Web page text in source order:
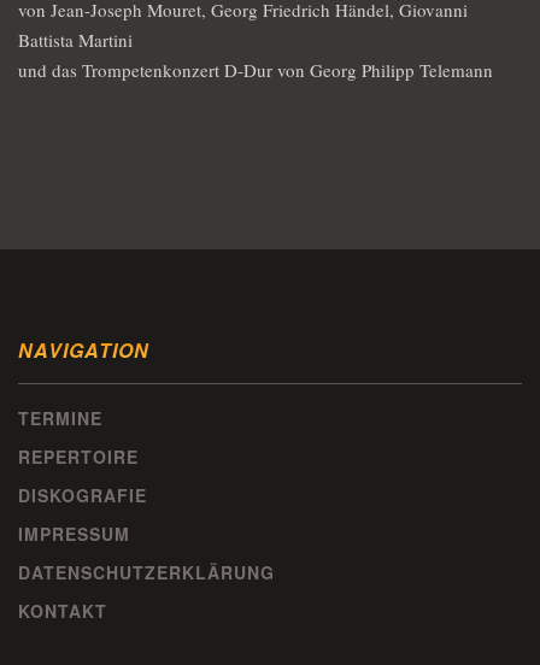
von Jean-Joseph Mouret, Georg Friedrich Händel, Giovanni
Battista Martini
und das Trompetenkonzert D-Dur von Georg Philipp Telemann
NAVIGATION
TERMINE
REPERTOIRE
DISKOGRAFIE
IMPRESSUM
DATENSCHUTZERKLÄRUNG
KONTAKT